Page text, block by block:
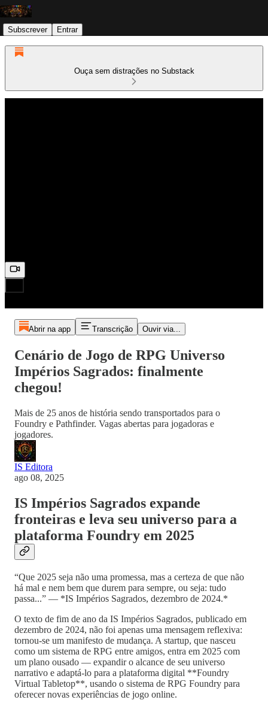
Subscrever Entrar
Ouça sem distrações no Substack
Abrir na app Transcrição Ouvir via...
Cenário de Jogo de RPG Universo
Impérios Sagrados: finalmente
chegou!
Mais de 25 anos de história sendo transportados para o
Foundry e Pathfinder. Vagas abertas para jogadoras e
jogadores.
IS Editora
ago 08, 2025
IS Impérios Sagrados expande
fronteiras e leva seu universo para a
plataforma Foundry em 2025
“Que 2025 seja não uma promessa, mas a certeza de que não
há mal e nem bem que durem para sempre, ou seja: tudo
passa...” — *IS Impérios Sagrados, dezembro de 2024.*
O texto de fim de ano da IS Impérios Sagrados, publicado em
dezembro de 2024, não foi apenas uma mensagem reflexiva:
tornou-se um manifesto de mudança. A startup, que nasceu
como um sistema de RPG entre amigos, entra em 2025 com
um plano ousado — expandir o alcance de seu universo
narrativo e adaptá-lo para a plataforma digital **Foundry
Virtual Tabletop**, usando o sistema de RPG Foundry para
oferecer novas experiências de jogo online.